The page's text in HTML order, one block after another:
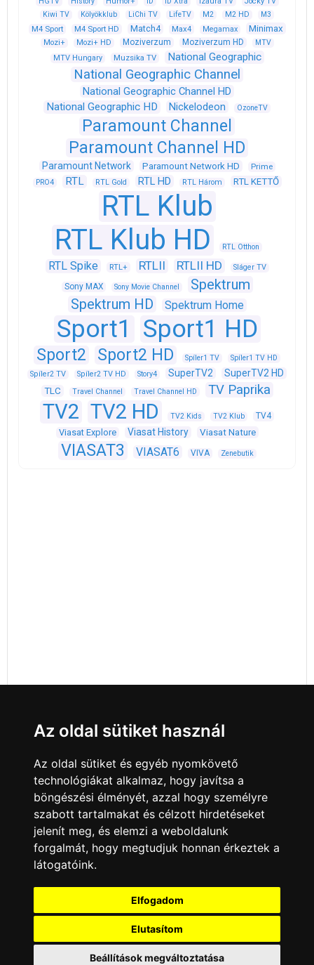
Kiwi TV
Kölyökklub LiChi TV LifeTV M2 M2 HD M3
M4 Sport M4 Sport HD Match4 Max4 Megamax Minimax
Mozi+ Mozi+ HD Moziverzum Moziverzum HD
MTV
MTV Hungary
Muzsika TV National Geographic
National Geographic Channel
National Geographic Channel HD
National Geographic HD
Nickelodeon OzoneTV
Paramount Channel
Paramount Channel HD
Paramount Network Paramount Network HD Prime
PRO4 RTL RTL Gold RTL HD RTL Három RTL KETTŐ
RTL Klub
RTL Klub HD
RTL Otthon
RTL Spike RTL+ RTLII RTLII HD Sláger TV
Sony MAX Sony Movie Channel
Spektrum
Spektrum HD
Spektrum Home
Sport1 Sport1 HD
Sport2 Sport2 HD Spíler1 TV
Spíler1 TV HD
Spíler2 TV
Spíler2 TV HD Story4 SuperTV2 SuperTV2 HD
TLC Travel Channel Travel Channel HD TV Paprika
TV2 TV2 HD TV2 Kids TV2 Klub TV4
Viasat Explore Viasat History Viasat Nature
VIASAT3 VIASAT6 VIVA Zenebutik
Minden jog fenntartva © 2008 - 2026
A csatornák a műsorváltoztatás jogát
fenntartják! A portál üzemeltetője semmiféle
felelősséget nem vállal a weboldalon
megjelentetett hirdetések tartalmáért, illetve a
Az oldal sütiket használ
Az oldal sütiket és egyéb nyomkövető
technológiákat alkalmaz, hogy javítsa a
böngészési élményét, azzal hogy személyre
szabott tartalmakat és célzott hirdetéseket
jelenít meg, és elemzi a weboldalunk
forgalmát, hogy megtudjuk honnan érkeztek a
látogatóink.
Elfogadom
Elutasítom
Beállítások megváltoztatása